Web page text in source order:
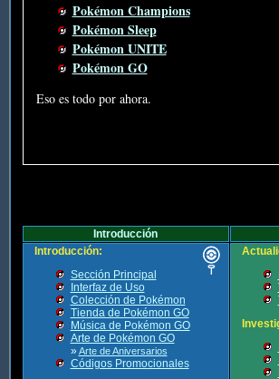
Pokémon Champions
Pokémon Sleep
Pokémon UNITE
Pokémon GO
Eso es todo por ahora.
Introducción
Introducción:
Sección Principal
Interfaz de Uso
Colección de Pokémon
Tienda de Pokémon GO
Música de Pokémon GO
Arte de Pokémon GO
» Arte de Aniversarios
Códigos Promocionales